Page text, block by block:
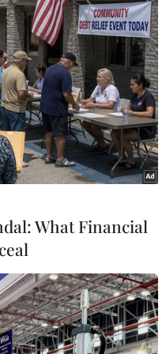
những nguyên xảy
nói qua chuyện ông
cổ phần để làm từ
Mark, đăng lời bàn
hộ cho hành động
sốt dẻo đến từ đất
vốn đi kèm nhiều
What Financial